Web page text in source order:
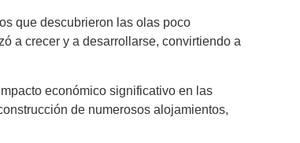
que descubrieron las olas poco
a crecer y a desarrollarse, convirtiendo a
económico significativo en las
de numerosos alojamientos,